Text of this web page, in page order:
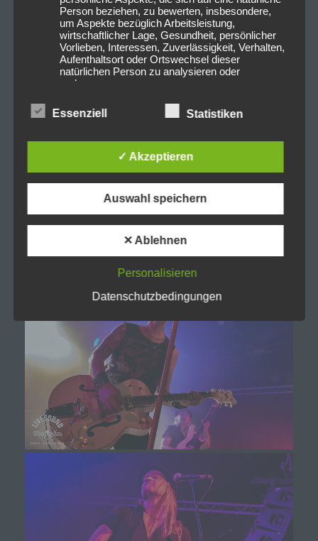
Person beziehen, zu bewerten, insbesondere,
um Aspekte bezüglich Arbeitsleistung,
wirtschaftlicher Lage, Gesundheit, persönlicher
Vorlieben, Interessen, Zuverlässigkeit, Verhalten,
Aufenthaltsort oder Ortswechsel dieser
natürlichen Person zu analysieren oder
vorherzusagen.
Pseudonymisierung ist die Verarbeitung
personenbezogener Daten in einer Weise, auf
welche die personenbezogenen Daten ohne
Hinzuziehung zusätzlicher Informationen nicht
mehr einer spezifischen betroffenen Person
zugeordnet werden können, sofern diese
werden und technischen und organisatorischen
Maßnahmen unterliegen, die gewährleisten, dass
die personenbezogenen Daten nicht einer
identifizierten oder identifizierbaren natürlichen
Person zugewiesen werden.
g) Verantwortlicher oder für die
Verarbeitung Verantwortlicher
Verantwortlicher oder für die Verarbeitung
Verantwortlicher ist die natürliche oder juristische
Person, Behörde, Einrichtung oder andere Stelle,
die allein oder gemeinsam mit anderen über die
Zwecke und Mittel der Verarbeitung von
personenbezogenen Daten entscheidet. Sind die
Zwecke und Mittel dieser Verarbeitung durch das
vorgegeben, so kann der Verantwortliche
beziehungsweise können die bestimmten
Kriterien seiner Benennung nach dem
Unionsrecht oder dem Recht der Mitgliedstaaten
vorgesehen werden.
Essenziell Statistiken
✓ Akzeptieren
Auswahl speichern
✕ Ablehnen
Personalisieren
Datenschutzbedingungen